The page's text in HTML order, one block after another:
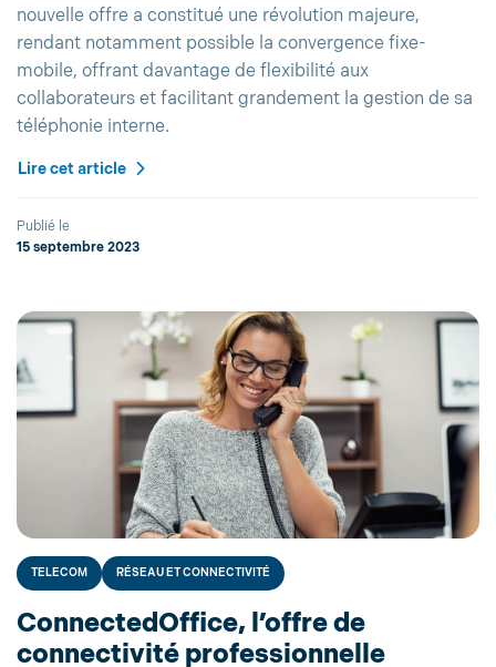
nouvelle offre a constitué une révolution majeure,
rendant notamment possible la convergence fixe-
mobile, offrant davantage de flexibilité aux
collaborateurs et facilitant grandement la gestion de sa
téléphonie interne.
Lire cet article
Publié le
15 septembre 2023
TELECOM RÉSEAU ET CONNECTIVITÉ
ConnectedOffice, l’offre de
connectivité professionnelle